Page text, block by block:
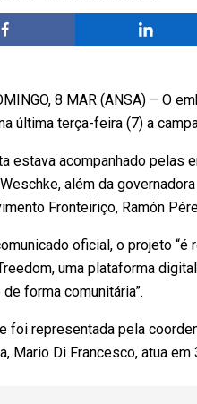
8 MAR (ANSA) – O
última terça-feira (7) a
estava acompanhado pelas
além da
Fronteiriço, Ramón
oficial, o projeto “é
uma plataforma
forma comunitária”.
foi representada pela
Mario Di Francesco, atua